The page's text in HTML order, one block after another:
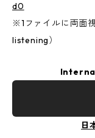
d0
※1ファイルに両面
listening）
日